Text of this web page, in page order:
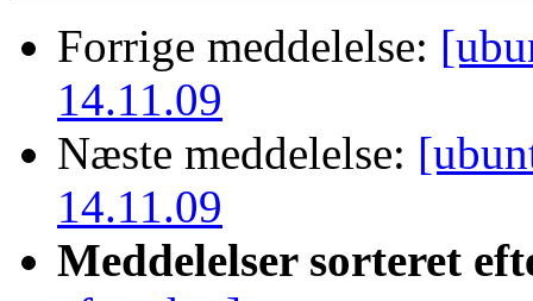
Forrige meddelelse:
14.11.09
Næste meddelelse:
14.11.09
Meddelelser sorteret